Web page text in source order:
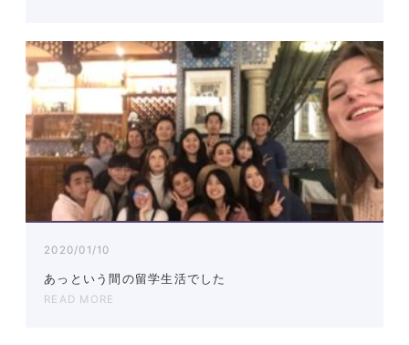
2020/01/10
あっという間の留学生活でした
READ MORE